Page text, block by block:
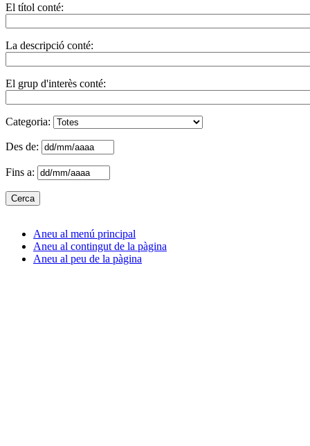
El títol conté:
La descripció conté:
El grup d'interès conté:
Categoria:
Des de:
Fins a:
Aneu al menú principal
Aneu al contingut de la pàgina
Aneu al peu de la pàgina